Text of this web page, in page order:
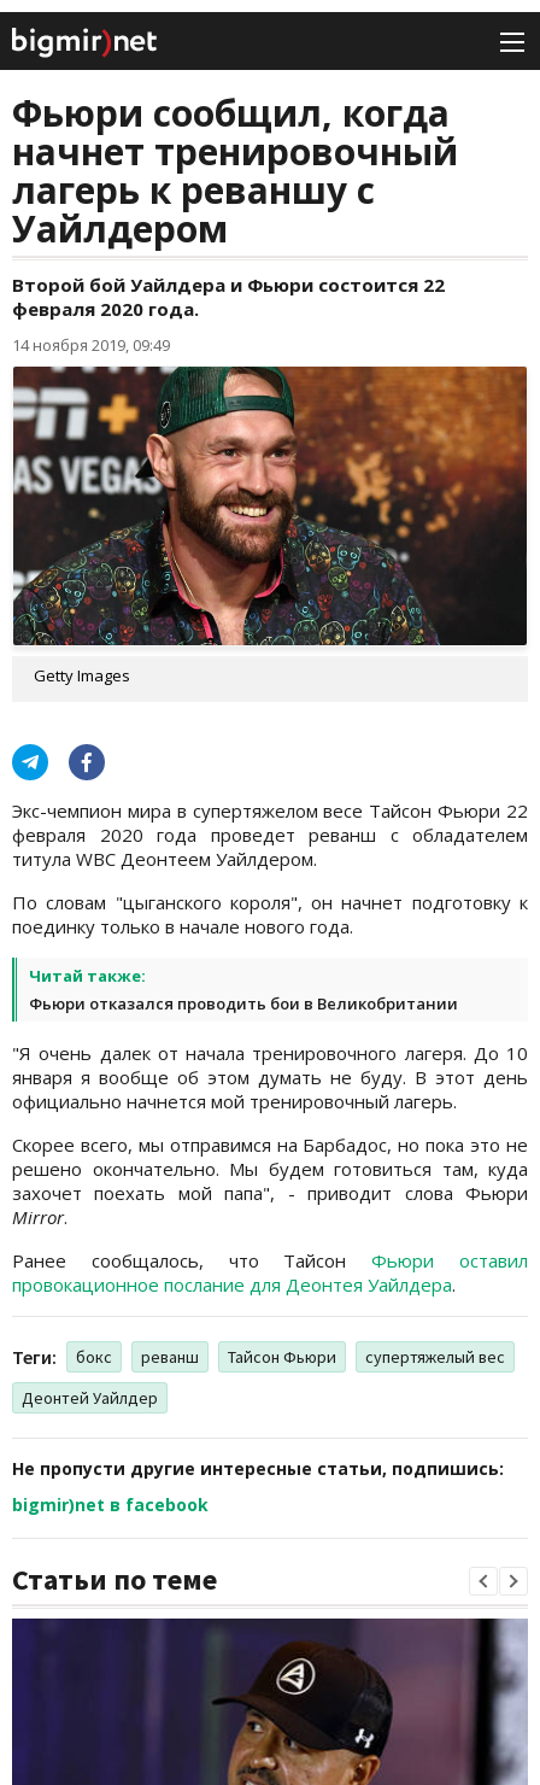
Фьюри сообщил, когда
начнет тренировочный
лагерь к реваншу с
Уайлдером
Второй бой Уайлдера и Фьюри состоится 22
февраля 2020 года.
14 ноября 2019, 09:49
Getty Images
Экс-чемпион мира в супертяжелом весе Тайсон Фьюри 22
февраля 2020 года проведет реванш с обладателем
титула WBC Деонтеем Уайлдером.
По словам "цыганского короля", он начнет подготовку к
поединку только в начале нового года.
Читай также:
Фьюри отказался проводить бои в Великобритании
"Я очень далек от начала тренировочного лагеря. До 10
января я вообще об этом думать не буду. В этот день
официально начнется мой тренировочный лагерь.
Скорее всего, мы отправимся на Барбадос, но пока это не
решено окончательно. Мы будем готовиться там, куда
захочет поехать мой папа", - приводит слова Фьюри
Mirror.
Ранее сообщалось, что ТайсонФьюри оставил
провокационное послание для Деонтея Уайлдера.
Теги: бокс реванш Тайсон Фьюри
супертяжелый вес
Деонтей Уайлдер
Не пропусти другие интересные статьи, подпишись:
bigmir)net в facebook
Статьи по теме